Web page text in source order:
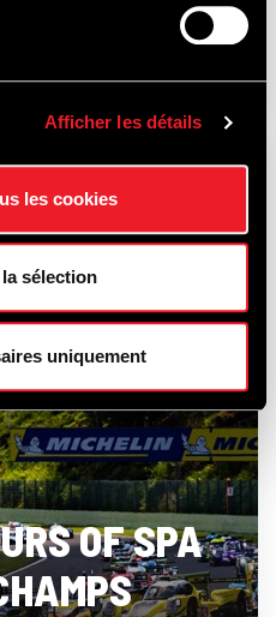
Afficher les détails
les cookies
sélection
uniquement
OF SPA